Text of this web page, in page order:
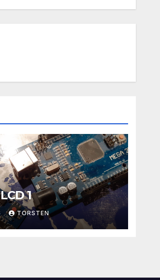
1
TORSTEN